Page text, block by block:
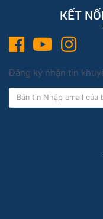
KẾT
Đăng ký nhận tin